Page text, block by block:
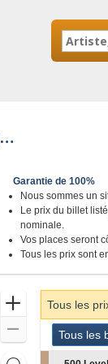
Baltimore Ravens vs. Jacksonville Jaguars
Garantie de 100%
Nous sommes un
Le prix du billet
nominale.
Vos places seront
Tous les prix sont
Zoomer
Dézoomer
Réinitialiser
Tous les
Genre
de
Billets
previous
Tous les
Tous les